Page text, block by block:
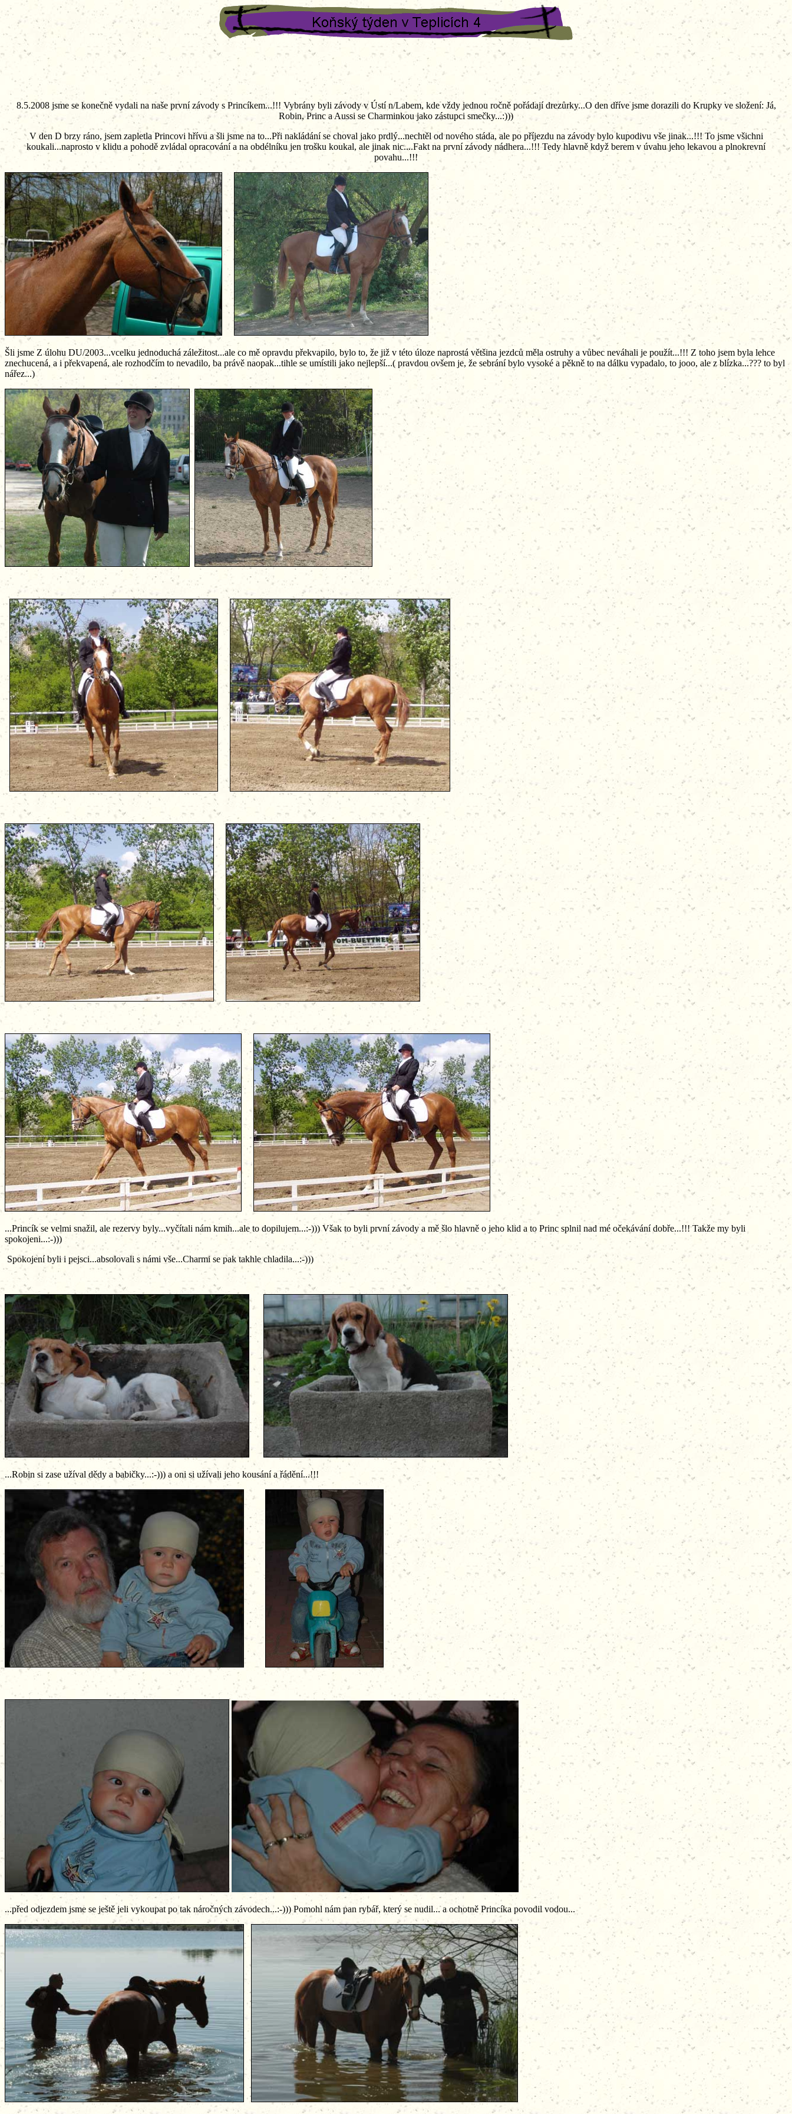
8.5.2008 jsme se konečně vydali na naše první závody s Princíkem...!!! Vybrány byli závody v Ústí n/Labem, kde vždy jednou ročně pořádají drezůrky...O den dříve jsme dorazili do Krupky ve složení: Já,
Robin, Princ a Aussi se Charminkou jako zástupci smečky...:)))
V den D brzy ráno, jsem zapletla Princovi hřívu a šli jsme na to...Při nakládání se choval jako prdlý...nechtěl od nového stáda, ale po příjezdu na závody bylo kupodivu vše jinak...!!! To jsme všichni
koukali...naprosto v klidu a pohodě zvládal opracování a na obdélníku jen trošku koukal, ale jinak nic....Fakt na první závody nádhera...!!! Tedy hlavně když berem v úvahu jeho lekavou a plnokrevní
povahu...!!!
Šli jsme Z úlohu DU/2003...vcelku jednoduchá záležitost...ale co mě opravdu překvapilo, bylo to, že již v této úloze naprostá většina jezdců měla ostruhy a vůbec neváhali je použít...!!! Z toho jsem byla lehce
znechucená, a i překvapená, ale rozhodčím to nevadilo, ba právě naopak...tihle se umístili jako nejlepší...( pravdou ovšem je, že sebrání bylo vysoké a pěkně to na dálku vypadalo, to jooo, ale z blízka...??? to byl
nářez...)
...Princík se velmi snažil, ale rezervy byly...vyčítali nám kmih...ale to dopilujem...:-))) Však to byli první závody a mě šlo hlavně o jeho klid a to Princ splnil nad mé očekávání dobře...!!! Takže my byli
spokojeni...:-)))
Spokojení byli i pejsci...absolovali s námi vše...Charmi se pak takhle chladila...:-)))
...Robin si zase užíval dědy a babičky...:-))) a oni si užívali jeho kousání a řádění...!!!
...před odjezdem jsme se ještě jeli vykoupat po tak náročných závodech...:-))) Pomohl nám pan rybář, který se nudil... a ochotně Princíka povodil vodou...